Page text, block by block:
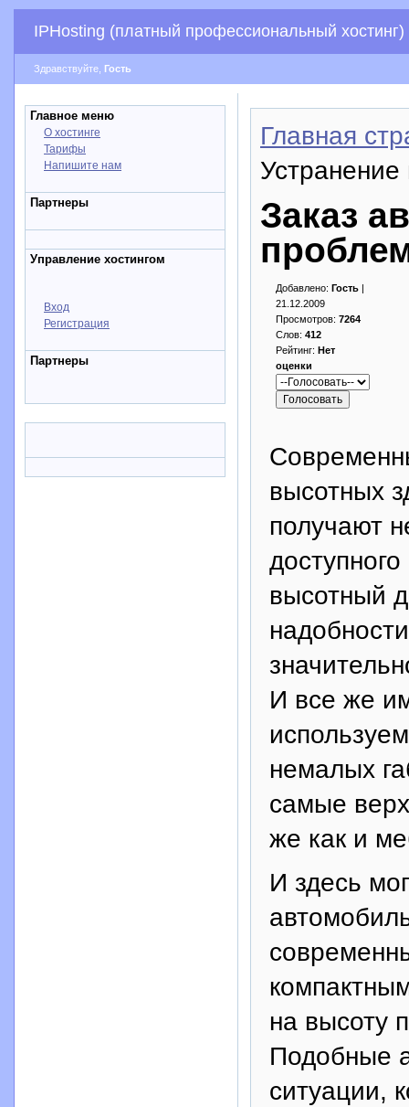
IPHosting (платный профессиональный хостинг)
Здравствуйте, Гость
Главное меню
О хостинге
Тарифы
Напишите нам
Партнеры
Управление хостингом
Вход
Регистрация
Партнеры
Главная
Заказ
Добавлено: Гость |
21.12.2009
Просмотров: 7264
Слов: 412
Рейтинг: Нет
оценки
высотных
получают
высотный
И все же
немалых
самые
же как и
И здесь
на высоту
Подобные
ситуации,